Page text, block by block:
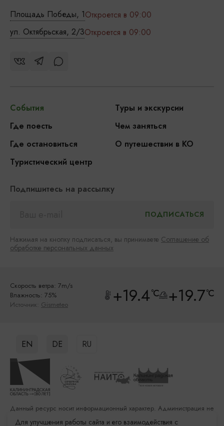
Площадь Победы, 1Откроется в 09:00
ул. Октябрьская, 2/3Откроется в 09:00
События
Туры и экскурсии
Где поесть
Чем заняться
Где остановиться
О путешествии в КО
Туристический центр
Подпишитесь на рассылку
Нажимая на кнопку подписаться, вы принимаете Соглашение об
обработке персональных данных
Скорость ветра: 7m/s
Влажность: 75%
Источник: Gismeteo +19.4°C +19.7°C
EN DE RU
Данный ресурс носит информационный характер. Администрация не
несет ответственности за качество услуг, предоставленных
Для улучшения работы сайта и его взаимодействия с